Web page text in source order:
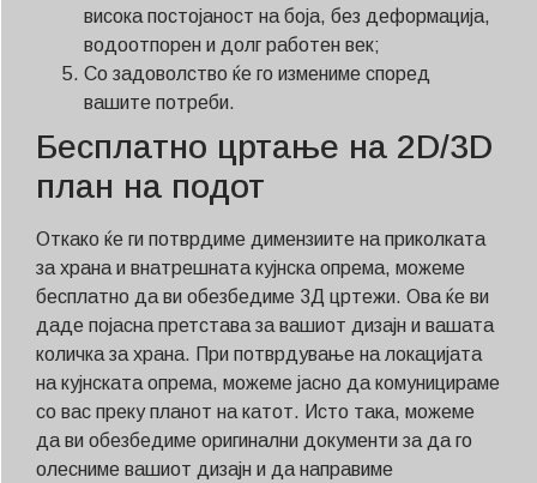
висока постојаност на боја, без деформација,
водоотпорен и долг работен век;
Со задоволство ќе го измениме според
вашите потреби.
Бесплатно цртање на 2D/3D
план на подот
Откако ќе ги потврдиме димензиите на приколката
за храна и внатрешната кујнска опрема, можеме
бесплатно да ви обезбедиме 3Д цртежи. Ова ќе ви
даде појасна претстава за вашиот дизајн и вашата
количка за храна. При потврдување на локацијата
на кујнската опрема, можеме јасно да комуницираме
со вас преку планот на катот. Исто така, можеме
да ви обезбедиме оригинални документи за да го
олесниме вашиот дизајн и да направиме